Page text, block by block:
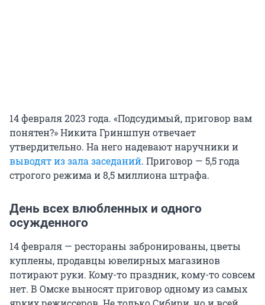
14 февраля 2023 года. «Подсудимый, приговор вам
понятен?» Никита Гриншпун отвечает
утвердительно. На него надевают наручники и
выводят из зала заседаний. Приговор — 5,5 года
строгого режима и 8,5 миллиона штрафа.
День всех влюбленных и одного
осужденного
14 февраля — рестораны забронированы, цветы
куплены, продавцы ювелирных магазинов
потирают руки. Кому-то праздник, кому-то совсем
нет. В Омске выносят приговор одному из самых